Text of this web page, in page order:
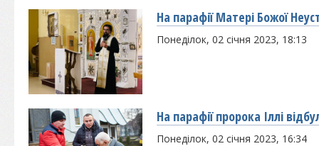
На парафії Матері Божої
Понеділок, 02 січня 2023, 18:13
На парафії пророка Іллі
Понеділок, 02 січня 2023, 16:34